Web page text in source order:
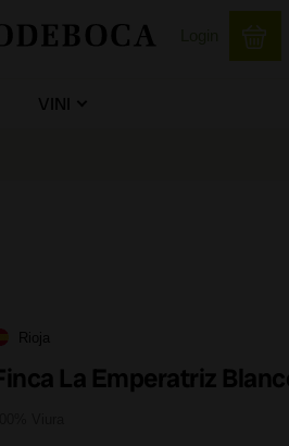
VINI
Rioja
La Emperatriz